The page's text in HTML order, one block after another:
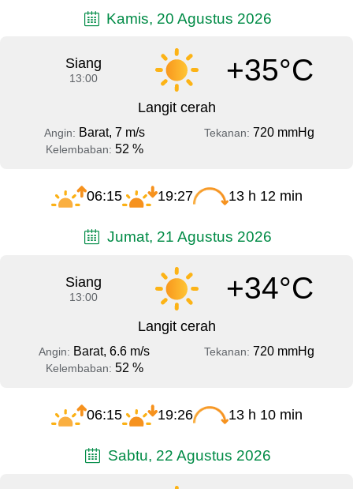
Kamis, 20 Agustus 2026
Siang
13:00 +35°C
Langit cerah
Angin: Barat, 7 m/s Tekanan: 720 mmHg
Kelembaban: 52 %
06:15 19:27 13 h 12 min
Jumat, 21 Agustus 2026
Siang
13:00 +34°C
Langit cerah
Angin: Barat, 6.6 m/s Tekanan: 720 mmHg
Kelembaban: 52 %
06:15 19:26 13 h 10 min
Sabtu, 22 Agustus 2026